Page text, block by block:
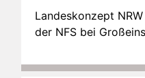
Landeskonzept
der NFS bei